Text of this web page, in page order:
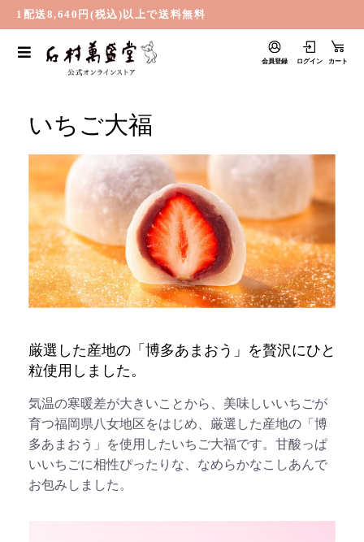
1配送8,640円(税込)以上で送料無料
会員登録 ログイン カート
いちご大福
厳選した産地の「博多あまおう」を贅沢にひと
粒使用しました。
気温の寒暖差が大きいことから、美味しいいちごが
育つ福岡県八女地区をはじめ、厳選した産地の「博
多あまおう」を使用したいちご大福です。甘酸っぱ
いいちごに相性ぴったりな、なめらかなこしあんで
お包みしました。